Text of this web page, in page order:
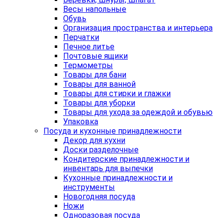
Весы напольные
Обувь
Организация пространства и интерьера
Перчатки
Печное литье
Почтовые ящики
Термометры
Товары для бани
Товары для ванной
Товары для стирки и глажки
Товары для уборки
Товары для ухода за одеждой и обувью
Упаковка
Посуда и кухонные принадлежности
Декор для кухни
Доски разделочные
Кондитерские принадлежности и
инвентарь для выпечки
Кухонные принадлежности и
инструменты
Новогодняя посуда
Ножи
Одноразовая посуда